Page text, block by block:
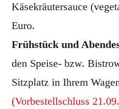
Käsekräutersauce
Euro.
Frühstück und
den Speise- bzw.
Sitzplatz in Ihrem
(Vorbestellschluss